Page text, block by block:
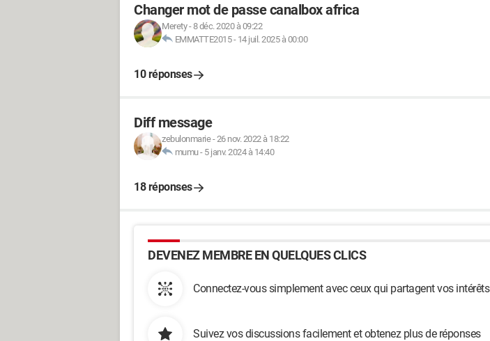
Changer mot de passe canalbox africa
Merety-8 déc. 2020 à 09:22
EMMATTE2015- 14 juil. 2025 à 00:00
10 réponses
Diff message
zebulonmarie-26 nov. 2022 à 18:22
mumu- 5 janv. 2024 à 14:40
18 réponses
DEVENEZ MEMBRE EN QUELQUES CLICS
Connectez-vous simplement avec ceux qui partagent vos intérêts
Suivez vos discussions facilement et obtenez plus de réponses